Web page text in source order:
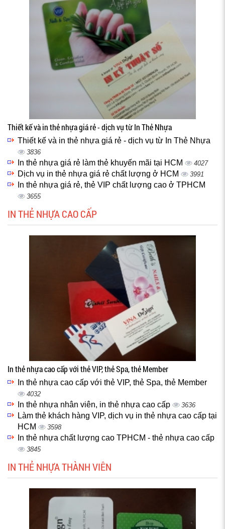
Thiết kế và in thẻ nhựa giá rẻ - dịch vụ từ In Thẻ Nhựa
Thiết kế và in thẻ nhựa giá rẻ - dịch vụ từ In Thẻ Nhựa
3836
In thẻ nhựa giá rẻ làm thẻ khuyến mãi tại HCM 4027
Dịch vụ in thẻ nhựa giá rẻ chất lượng ở HCM 3991
In thẻ nhựa giá rẻ, thẻ VIP chất lượng cao ở TPHCM
3655
IN THẺ NHỰA CAO CẤP
In thẻ nhựa cao cấp với thẻ VIP, thẻ Spa, thẻ Member
In thẻ nhựa cao cấp với thẻ VIP, thẻ Spa, thẻ Member
4032
In thẻ nhựa nhân viên, in thẻ nhựa cao cấp 3636
Làm thẻ khách hàng VIP, dịch vụ in thẻ nhựa cao cấp tại
HCM
3598
In thẻ nhựa chất lượng cao TPHCM - thẻ nhựa cao cấp
3845
IN THẺ NHỰA THÀNH VIÊN